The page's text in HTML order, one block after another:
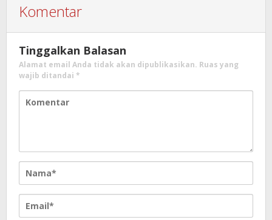
Komentar
Tinggalkan Balasan
Alamat email Anda tidak akan dipublikasikan. Ruas yang
wajib ditandai *